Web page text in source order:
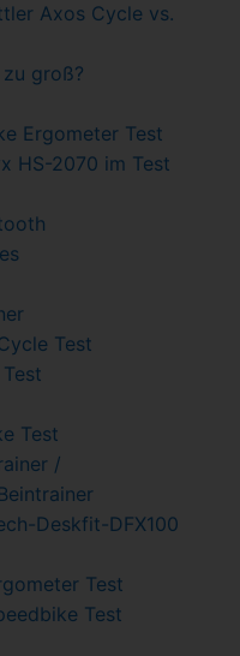
Axos Cycle vs.
groß?
Ergometer Test
HS-2070 im Test
Test
Test
/
Deskfit-DFX100
Test
Test